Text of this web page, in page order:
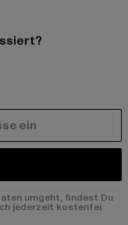
umgeht, findest Du
jederzeit kostenfei